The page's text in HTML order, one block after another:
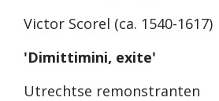
Victor Scorel (ca. 1540-1617)
'Dimittimini, exite'
Utrechtse remonstranten